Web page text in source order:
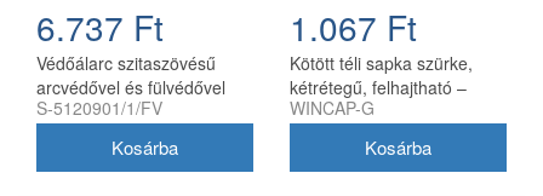
6.737 Ft
Védőálarc szitaszövésű
arcvédővel és fülvédővel
S-5120901/1/FV
1.067 Ft
Kötött téli sapka szürke,
kétrétegű, felhajtható –
100% akril
WINCAP-G